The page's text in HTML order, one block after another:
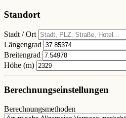
Standort
Stadt / Ort
Längengrad
Breitengrad
Höhe (m)
Berechnungseinstellungen
Berechnungsmethoden